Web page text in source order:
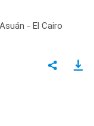
- El Cairo